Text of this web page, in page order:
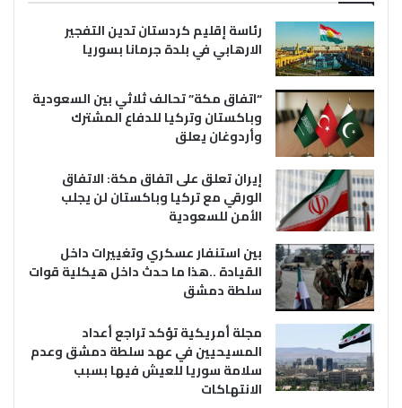
رئاسة إقليم كردستان تدين التفجير
الارهابي في بلدة جرمانا بسوريا
“اتفاق مكة” تحالف ثلاثي بين السعودية
وباكستان وتركيا للدفاع المشترك
وأردوغان يعلق
إيران تعلق على اتفاق مكة: الاتفاق
الورقي مع تركيا وباكستان لن يجلب
الأمن للسعودية
بين استنفار عسكري وتغييرات داخل
القيادة ..هذا ما حدث داخل هيكلية قوات
سلطة دمشق
مجلة أمريكية تؤكد تراجع أعداد
المسيحيين في عهد سلطة دمشق وعدم
سلامة سوريا للعيش فيها بسبب
الانتهاكات